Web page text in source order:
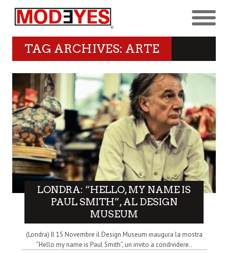
TAG ARCHIVES: ARTE
LONDRA: “HELLO, MY NAME IS
PAUL SMITH”, AL DESIGN
MUSEUM
(Londra) Il 15 Novembre il Design Museum inaugura la mostra
“Hello my name is Paul Smith”, un invito a condividere..